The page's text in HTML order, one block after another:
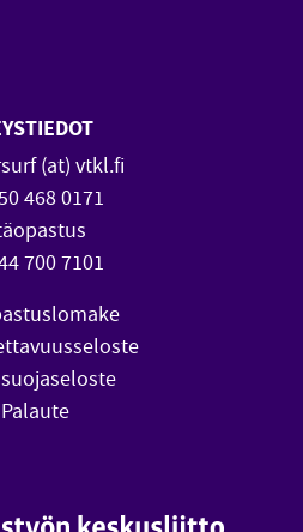
(at) vtkl.fi
468 0171
700 7101
Palaute